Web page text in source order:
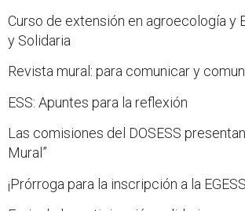
Curso de extensión en agroecología y
y Solidaria
Revista mural: para comunicar y
ESS: Apuntes para la reflexión
Las comisiones del DOSESS
Mural”
¡Prórroga para la inscripción a la